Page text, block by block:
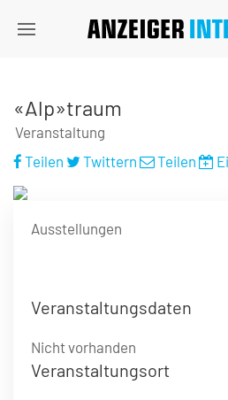
«Alp»traum
Veranstaltung
Teilen
Twittern Teilen
Ausstellungen
Veranstaltungsdaten
Nicht vorhanden
Veranstaltungsort